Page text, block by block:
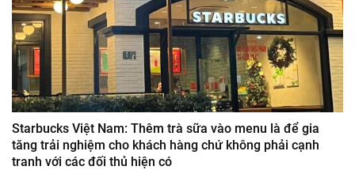
Starbucks Việt Nam: Thêm trà sữa vào menu là để gia
tăng trải nghiệm cho khách hàng chứ không phải cạnh
tranh với các đối thủ hiện có